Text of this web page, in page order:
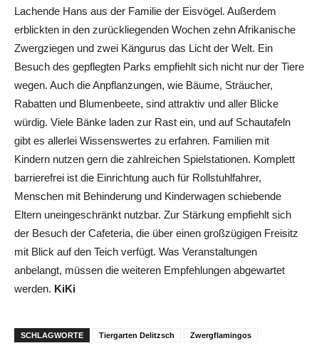
Lachende Hans aus der Familie der Eisvögel. Außerdem
erblickten in den zurückliegenden Wochen zehn Afrikanische
Zwergziegen und zwei Kängurus das Licht der Welt. Ein
Besuch des gepflegten Parks empfiehlt sich nicht nur der Tiere
wegen. Auch die Anpflanzungen, wie Bäume, Sträucher,
Rabatten und Blumenbeete, sind attraktiv und aller Blicke
würdig. Viele Bänke laden zur Rast ein, und auf Schautafeln
gibt es allerlei Wissenswertes zu erfahren. Familien mit
Kindern nutzen gern die zahlreichen Spielstationen. Komplett
barrierefrei ist die Einrichtung auch für Rollstuhlfahrer,
Menschen mit Behinderung und Kinderwagen schiebende
Eltern uneingeschränkt nutzbar. Zur Stärkung empfiehlt sich
der Besuch der Cafeteria, die über einen großzügigen Freisitz
mit Blick auf den Teich verfügt. Was Veranstaltungen
anbelangt, müssen die weiteren Empfehlungen abgewartet
werden. KiKi
SCHLAGWORTE Tiergarten Delitzsch Zwergflamingos